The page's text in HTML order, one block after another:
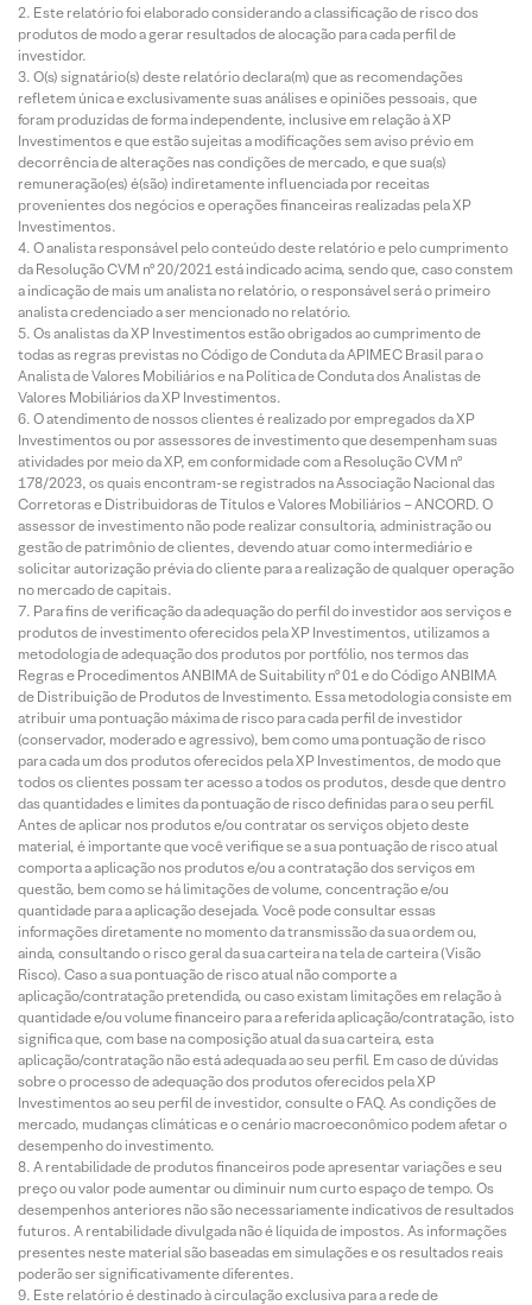
Este relatório foi elaborado considerando a classificação de risco dos
produtos de modo a gerar resultados de alocação para cada perfil de
investidor.
O(s) signatário(s) deste relatório declara(m) que as recomendações
refletem única e exclusivamente suas análises e opiniões pessoais, que
foram produzidas de forma independente, inclusive em relação à XP
Investimentos e que estão sujeitas a modificações sem aviso prévio em
decorrência de alterações nas condições de mercado, e que sua(s)
remuneração(es) é(são) indiretamente influenciada por receitas
provenientes dos negócios e operações financeiras realizadas pela XP
Investimentos.
O analista responsável pelo conteúdo deste relatório e pelo cumprimento
da Resolução CVM nº 20/2021 está indicado acima, sendo que, caso constem
a indicação de mais um analista no relatório, o responsável será o primeiro
analista credenciado a ser mencionado no relatório.
Os analistas da XP Investimentos estão obrigados ao cumprimento de
todas as regras previstas no Código de Conduta da APIMEC Brasil para o
Analista de Valores Mobiliários e na Política de Conduta dos Analistas de
Valores Mobiliários da XP Investimentos.
O atendimento de nossos clientes é realizado por empregados da XP
Investimentos ou por assessores de investimento que desempenham suas
atividades por meio da XP, em conformidade com a Resolução CVM nº
178/2023, os quais encontram-se registrados na Associação Nacional das
Corretoras e Distribuidoras de Títulos e Valores Mobiliários – ANCORD. O
assessor de investimento não pode realizar consultoria, administração ou
gestão de patrimônio de clientes, devendo atuar como intermediário e
solicitar autorização prévia do cliente para a realização de qualquer operação
no mercado de capitais.
Para fins de verificação da adequação do perfil do investidor aos serviços e
produtos de investimento oferecidos pela XP Investimentos, utilizamos a
metodologia de adequação dos produtos por portfólio, nos termos das
Regras e Procedimentos ANBIMA de Suitability nº 01 e do Código ANBIMA
de Distribuição de Produtos de Investimento. Essa metodologia consiste em
atribuir uma pontuação máxima de risco para cada perfil de investidor
(conservador, moderado e agressivo), bem como uma pontuação de risco
para cada um dos produtos oferecidos pela XP Investimentos, de modo que
todos os clientes possam ter acesso a todos os produtos, desde que dentro
das quantidades e limites da pontuação de risco definidas para o seu perfil.
Antes de aplicar nos produtos e/ou contratar os serviços objeto deste
material, é importante que você verifique se a sua pontuação de risco atual
comporta a aplicação nos produtos e/ou a contratação dos serviços em
questão, bem como se há limitações de volume, concentração e/ou
quantidade para a aplicação desejada. Você pode consultar essas
informações diretamente no momento da transmissão da sua ordem ou,
ainda, consultando o risco geral da sua carteira na tela de carteira (Visão
Risco). Caso a sua pontuação de risco atual não comporte a
aplicação/contratação pretendida, ou caso existam limitações em relação à
quantidade e/ou volume financeiro para a referida aplicação/contratação, isto
significa que, com base na composição atual da sua carteira, esta
aplicação/contratação não está adequada ao seu perfil. Em caso de dúvidas
sobre o processo de adequação dos produtos oferecidos pela XP
Investimentos ao seu perfil de investidor, consulte o FAQ. As condições de
mercado, mudanças climáticas e o cenário macroeconômico podem afetar o
desempenho do investimento.
A rentabilidade de produtos financeiros pode apresentar variações e seu
preço ou valor pode aumentar ou diminuir num curto espaço de tempo. Os
desempenhos anteriores não são necessariamente indicativos de resultados
futuros. A rentabilidade divulgada não é líquida de impostos. As informações
presentes neste material são baseadas em simulações e os resultados reais
poderão ser significativamente diferentes.
Este relatório é destinado à circulação exclusiva para a rede de